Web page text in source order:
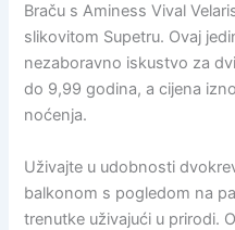
Braču s Aminess Vival
slikovitom Supetru. Ovaj
nezaboravno iskustvo za
do 9,99 godina, a cijena
noćenja.
Uživajte u udobnosti
balkonom s pogledom na
trenutke uživajući u prirodi.